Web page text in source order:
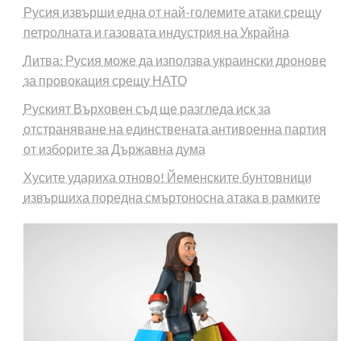
Русия извърши една от най-големите атаки срещу
петролната и газовата индустрия на Украйна
Литва: Русия може да използва украински дронове
за провокация срещу НАТО
Руският Върховен съд ще разгледа иск за
отстраняване на единствената антивоенна партия
от изборите за Държавна дума
Хусите удариха отново! Йеменските бунтовници
извършиха поредна смъртоносна атака в рамките